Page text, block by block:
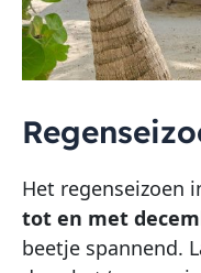
Het regenseizoen
tot en met
beetje spannend.